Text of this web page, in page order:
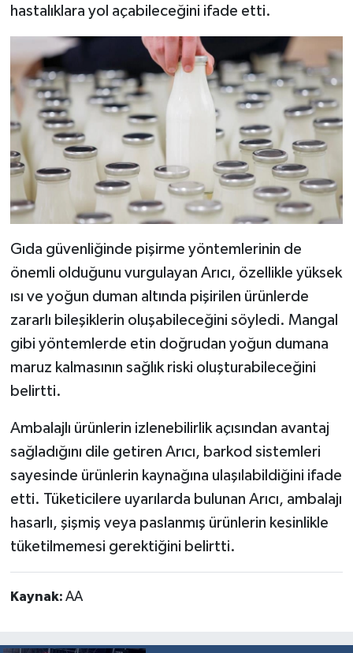
hastalıklara yol açabileceğini ifade etti.
Gıda güvenliğinde pişirme yöntemlerinin de
önemli olduğunu vurgulayan Arıcı, özellikle yüksek
ısı ve yoğun duman altında pişirilen ürünlerde
zararlı bileşiklerin oluşabileceğini söyledi. Mangal
gibi yöntemlerde etin doğrudan yoğun dumana
maruz kalmasının sağlık riski oluşturabileceğini
belirtti.
Ambalajlı ürünlerin izlenebilirlik açısından avantaj
sağladığını dile getiren Arıcı, barkod sistemleri
sayesinde ürünlerin kaynağına ulaşılabildiğini ifade
etti. Tüketicilere uyarılarda bulunan Arıcı, ambalajı
hasarlı, şişmiş veya paslanmış ürünlerin kesinlikle
tüketilmemesi gerektiğini belirtti.
Kaynak: AA
Yaşam
Yemek Tarifleri